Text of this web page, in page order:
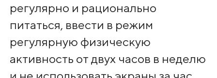
регулярно и рационально
питаться, ввести в режим
регулярную физическую
активность от двух часов в неделю